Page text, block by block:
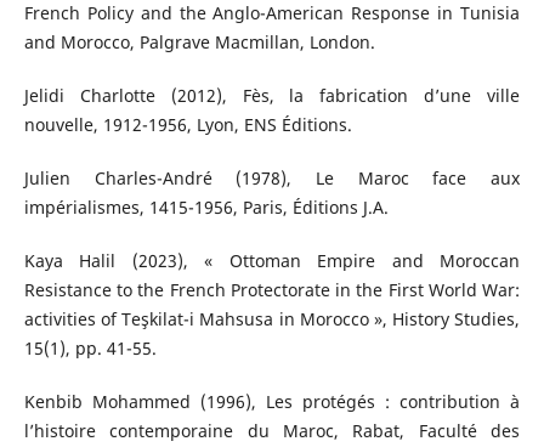
French Policy and the Anglo-American Response in Tunisia
and Morocco, Palgrave Macmillan, London.
Jelidi Charlotte (2012), Fès, la fabrication d’une ville
nouvelle, 1912-1956, Lyon, ENS Éditions.
Julien Charles-André (1978), Le Maroc face aux
impérialismes, 1415-1956, Paris, Éditions J.A.
Kaya Halil (2023), « Ottoman Empire and Moroccan
Resistance to the French Protectorate in the First World War:
activities of Teşkilat-i Mahsusa in Morocco », History Studies,
15(1), pp. 41-55.
Kenbib Mohammed (1996), Les protégés : contribution à
l’histoire contemporaine du Maroc, Rabat, Faculté des